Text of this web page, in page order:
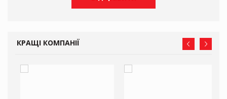
КРАЩІ КОМПАНІЇ